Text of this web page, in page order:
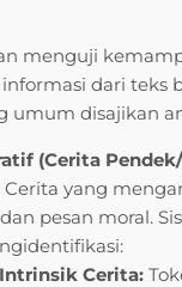
menguji
dari teks
umum disajikan
(Cerita
Cerita yang
pesan moral.
Cerita: